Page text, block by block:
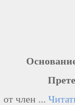
от член ...